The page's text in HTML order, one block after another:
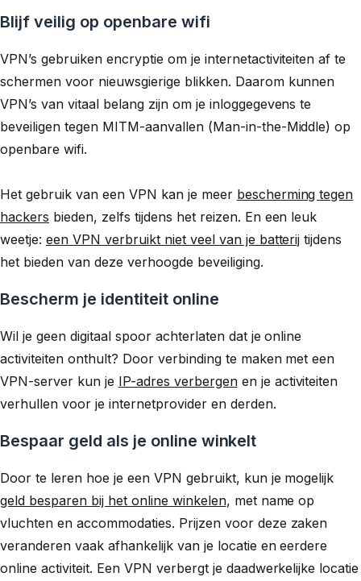
Blijf veilig op openbare wifi
VPN’s gebruiken encryptie om je internetactiviteiten af te
schermen voor nieuwsgierige blikken. Daarom kunnen
VPN’s van vitaal belang zijn om je inloggegevens te
beveiligen tegen MITM-aanvallen (Man-in-the-Middle) op
openbare wifi.
Het gebruik van een VPN kan je meer bescherming tegen
hackers bieden, zelfs tijdens het reizen. En een leuk
weetje: een VPN verbruikt niet veel van je batterij tijdens
het bieden van deze verhoogde beveiliging.
Bescherm je identiteit online
Wil je geen digitaal spoor achterlaten dat je online
activiteiten onthult? Door verbinding te maken met een
VPN-server kun je IP-adres verbergenen je activiteiten
verhullen voor je internetprovider en derden.
Bespaar geld als je online winkelt
Door te leren hoe je een VPN gebruikt, kun je mogelijk
geld besparen bij het online winkelen, met name op
vluchten en accommodaties. Prijzen voor deze zaken
veranderen vaak afhankelijk van je locatie en eerdere
online activiteit. Een VPN verbergt je daadwerkelijke locatie